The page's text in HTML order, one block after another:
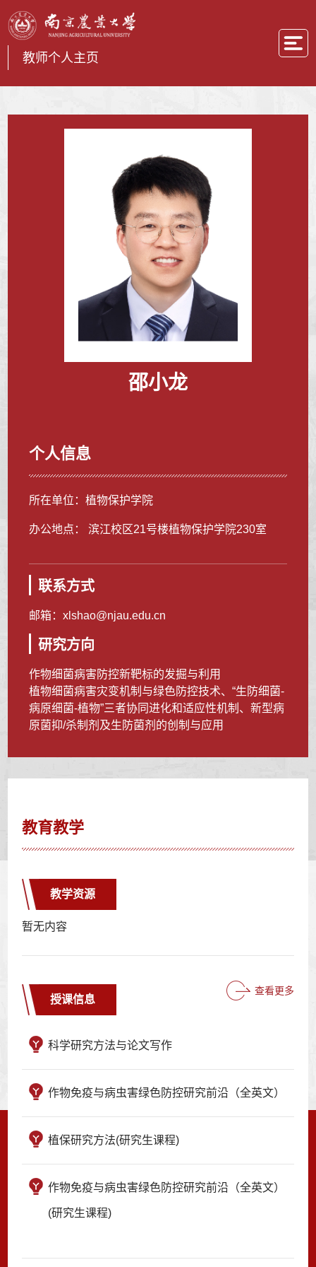
教师个人主页
邵小龙
个人信息
所在单位：植物保护学院
办公地点： 滨江校区21号楼植物保护学院230室
联系方式
邮箱：xlshao@njau.edu.cn
研究方向
作物细菌病害防控新靶标的发掘与利用
植物细菌病害灾变机制与绿色防控技术、“生防细菌-
病原细菌-植物”三者协同进化和适应性机制、新型病
原菌抑/杀制剂及生防菌剂的创制与应用
教育教学
教学资源
暂无内容
授课信息
查看更多
科学研究方法与论文写作
作物免疫与病虫害绿色防控研究前沿（全英文）
植保研究方法(研究生课程)
作物免疫与病虫害绿色防控研究前沿（全英文）
(研究生课程)